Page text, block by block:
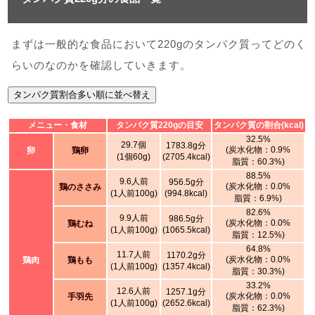
まずは一般的な食品において220gのタンパク質ってどのく
らいのなのかを確認していきます。
タンパク質割合多い順に並べ替え
メニュー・食材 タンパク質220gの目安 タンパク質の割合(kcal)
卵 鶏卵
29.7個
(1個60g)
1783.8g分
(2705.4kcal)
32.5%
(炭水化物：0.9%
脂質：60.3%)
鶏肉
鶏のささみ
9.6人前
(1人前100g)
956.5g分
(994.8kcal)
88.5%
(炭水化物：0.0%
脂質：6.9%)
鶏むね
9.9人前
(1人前100g)
986.5g分
(1065.5kcal)
82.6%
(炭水化物：0.0%
脂質：12.5%)
鶏もも
11.7人前
(1人前100g)
1170.2g分
(1357.4kcal)
64.8%
(炭水化物：0.0%
脂質：30.3%)
手羽先
12.6人前
(1人前100g)
1257.1g分
(2652.6kcal)
33.2%
(炭水化物：0.0%
脂質：62.3%)